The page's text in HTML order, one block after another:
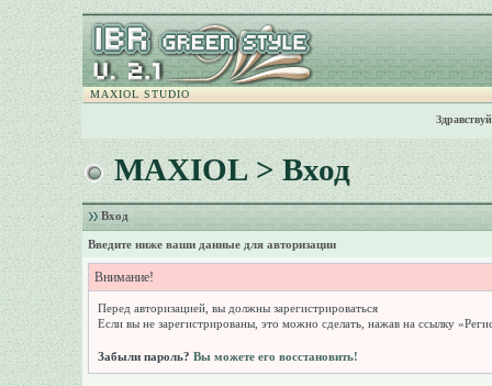
MAXIOL STUDIO
MAXIOL> Вход
Вход
Введите ниже ваши данные для авторизации
Внимание!
Перед авторизацией, вы должны зарегистрироваться
Если вы не зарегистрированы, это можно сделать, нажав на ссылку
Забыли пароль? Вы можете его восстановить!